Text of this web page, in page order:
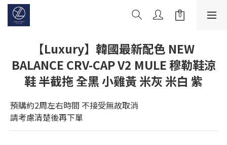
【Luxury】韓國最新配色 NEW
BALANCE CRV-CAP V2 MULE 穆勒鞋涼
鞋 半截拖 全黑 小雞黃 米灰 米白 紫
預購約2周左右時間 不接受無故取消
請考慮清楚後再下單